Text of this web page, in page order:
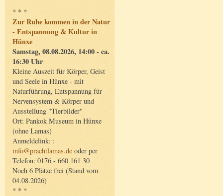
* * *
Zur Ruhe kommen in der Natur
- Entspannung & Kultur in
Hünxe
Samstag, 08.08.2026, 14:00 - ca.
16:30 Uhr
Kleine Auszeit für Körper, Geist
und Seele in Hünxe - mit
Naturführung, Entspannung für
Nervensystem & Körper und
Ausstellung "Tierbilder"
Ort: Pankok Museum in Hünxe
(ohne Lamas)
Anmeldelink: :
info@prachtlamas.de oder per
Telefon: 0176 - 660 161 30
Noch 6 Plätze frei (Stand vom
04.08.2026)
* * *